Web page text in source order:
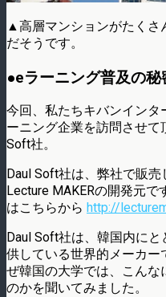
▲高層マンションがたくさ
だそうです。
●eラーニング普及の秘
今回、私たちキバンインタ
ーニング企業を訪問させて
Soft社。
Daul Soft社は、弊社で販
Lecture MAKERの開発元で
はこちらから http://
Daul Soft社は、韓国内に
供している世界的メーカ
ぜ韓国の大学では、こんな
のかを聞いてみました。